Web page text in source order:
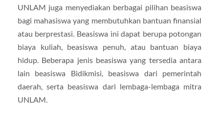
UNLAM juga menyediakan berbagai pilihan beasiswa
bagi mahasiswa yang membutuhkan bantuan finansial
atau berprestasi. Beasiswa ini dapat berupa potongan
biaya kuliah, beasiswa penuh, atau bantuan biaya
hidup. Beberapa jenis beasiswa yang tersedia antara
lain beasiswa Bidikmisi, beasiswa dari pemerintah
daerah, serta beasiswa dari lembaga-lembaga mitra
UNLAM.